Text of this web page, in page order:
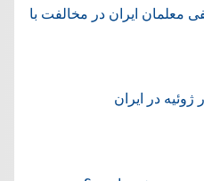
معلمان ایران در مخالفت با